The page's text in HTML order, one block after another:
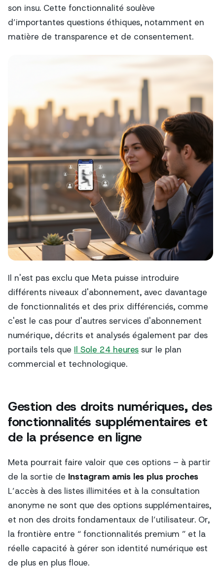
son insu. Cette fonctionnalité soulève
d’importantes questions éthiques, notamment en
matière de transparence et de consentement.
Il n'est pas exclu que Meta puisse introduire
différents niveaux d'abonnement, avec davantage
de fonctionnalités et des prix différenciés, comme
c'est le cas pour d'autres services d'abonnement
numérique, décrits et analysés également par des
portails tels que Il Sole 24 heures sur le plan
commercial et technologique.
Gestion des droits numériques, des
fonctionnalités supplémentaires et
de la présence en ligne
Meta pourrait faire valoir que ces options – à partir
de la sortie de Instagram amis les plus proches
L’accès à des listes illimitées et à la consultation
anonyme ne sont que des options supplémentaires,
et non des droits fondamentaux de l’utilisateur. Or,
la frontière entre “ fonctionnalités premium ” et la
réelle capacité à gérer son identité numérique est
de plus en plus floue.